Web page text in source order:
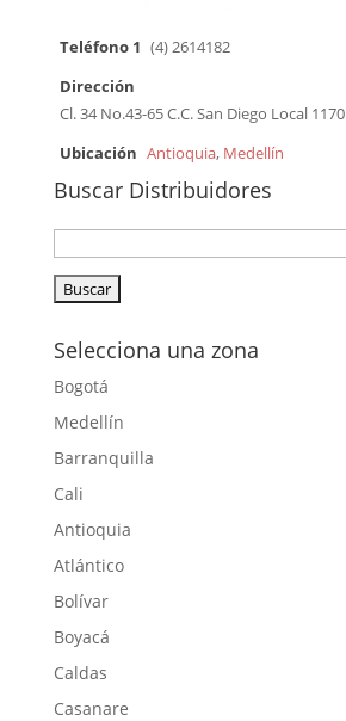
Teléfono 1 (4) 2614182
Dirección
Cl. 34 No.43-65 C.C. San Diego Local 1170
Ubicación Antioquia, Medellín
Buscar Distribuidores
Selecciona una zona
Bogotá
Medellín
Barranquilla
Cali
Antioquia
Atlántico
Bolívar
Boyacá
Caldas
Casanare